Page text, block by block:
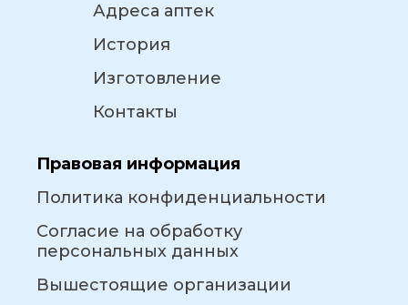
Адреса аптек
История
Изготовление
Контакты
Правовая информация
Политика конфиденциальности
Согласие на обработку
персональных данных
Вышестоящие организации